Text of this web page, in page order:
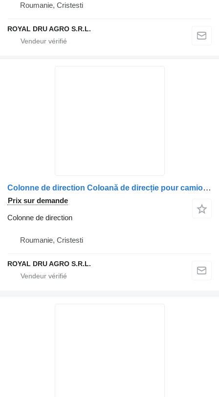
Roumanie, Cristesti
ROYAL DRU AGRO S.R.L.
Colonne de direction Coloană de direcție pour camion MAN 8146113 (Diverse Coduri)
Prix sur demande
Colonne de direction
Roumanie, Cristesti
ROYAL DRU AGRO S.R.L.